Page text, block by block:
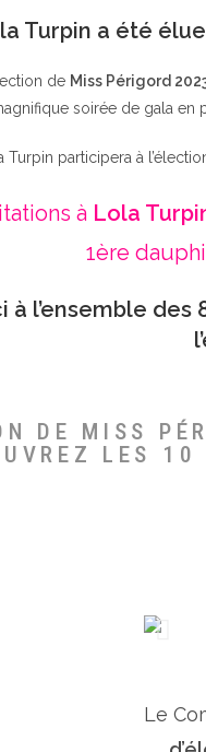
Turpin a été
de Miss Périgord
soirée de gala en
Turpin participera à
à Lola
1ère
à l’ensemble des
DE MISS
LES 10
Le